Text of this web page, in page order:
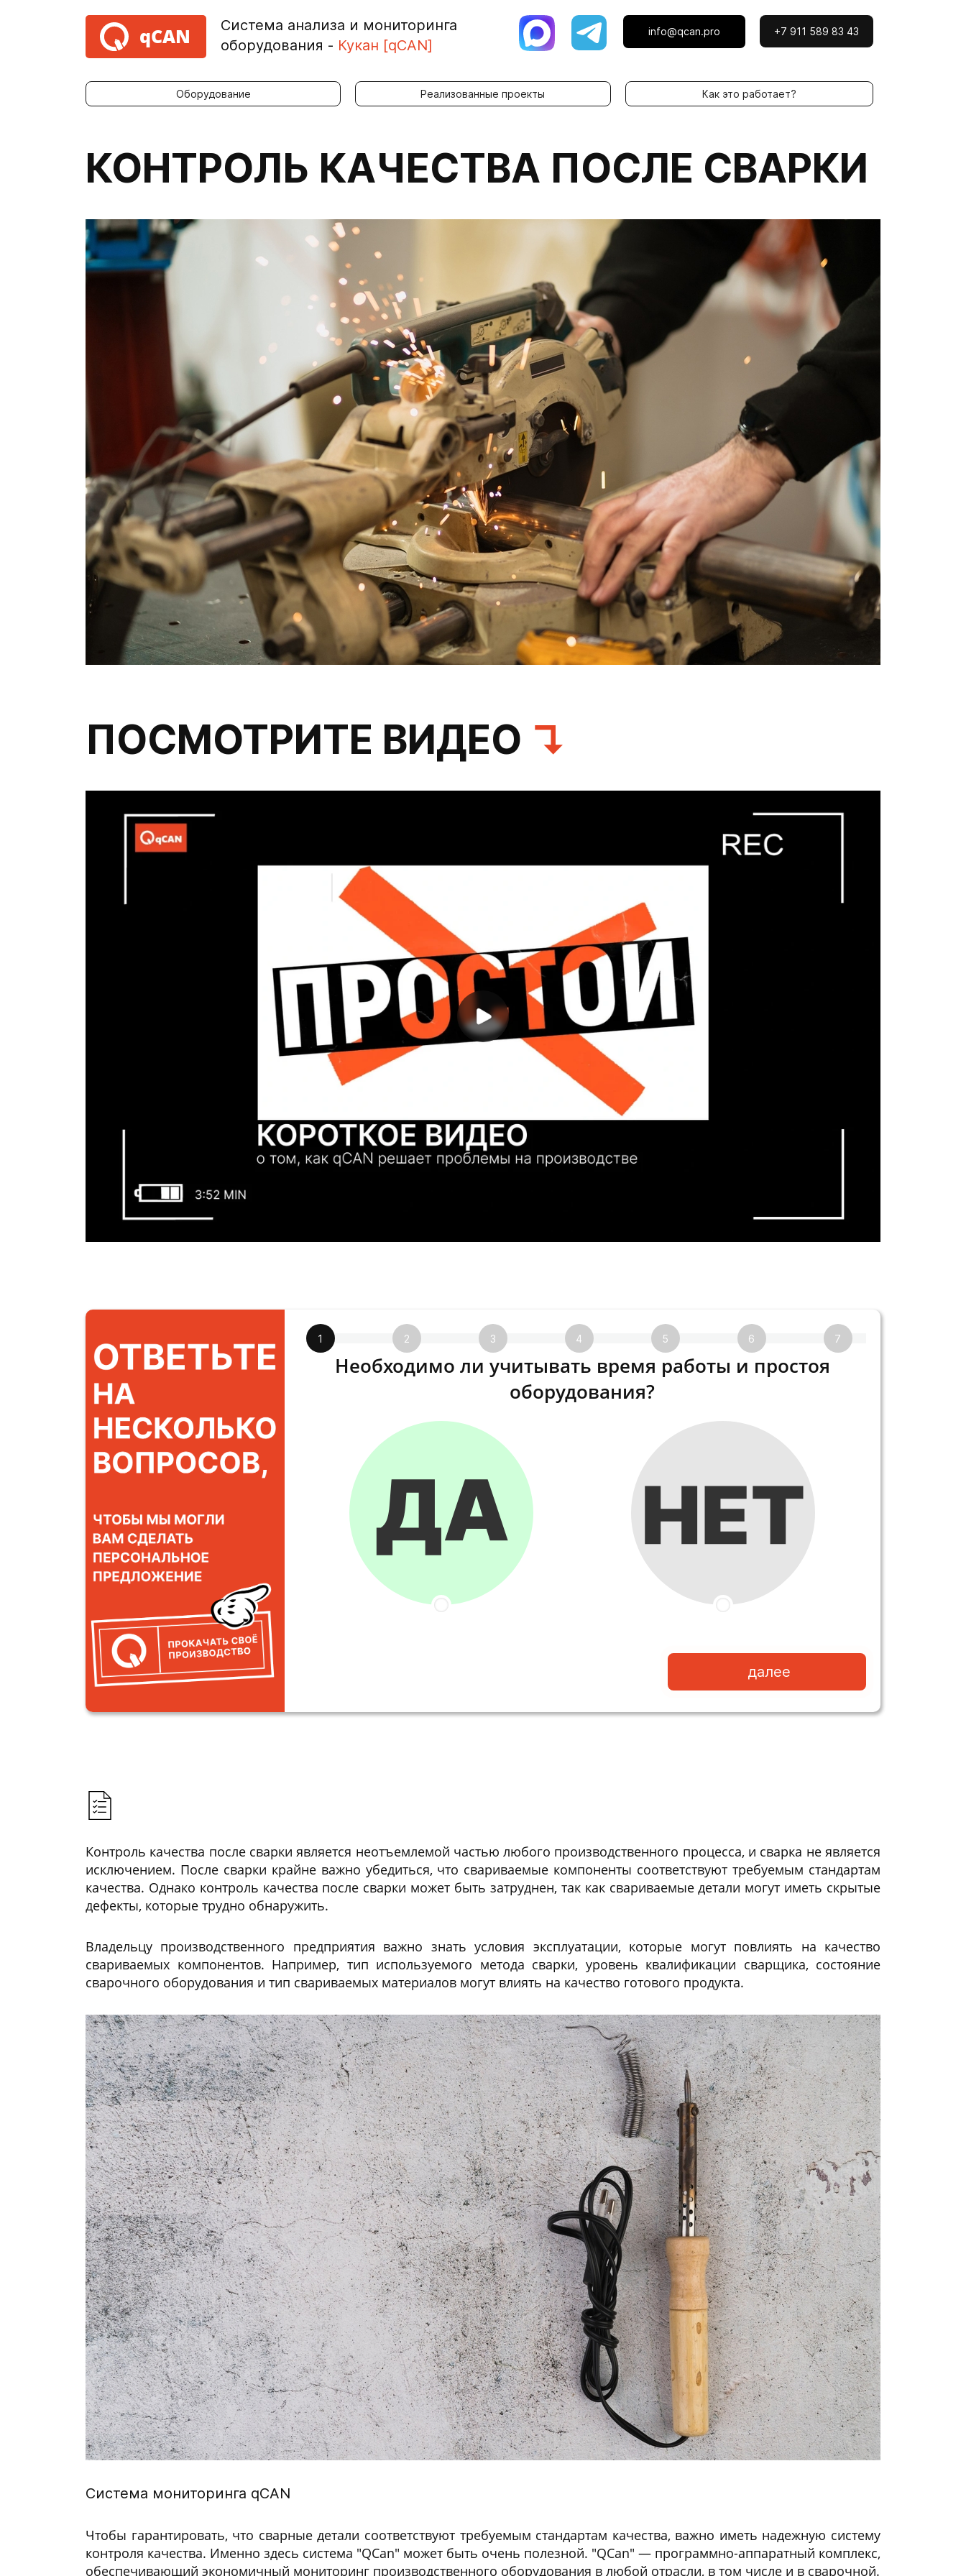
qCAN
Система анализа и мониторинга
оборудования - Кукан [qCAN]
info@qcan.pro +7 911 589 83 43
Оборудование Реализованные проекты Как это работает?
КОНТРОЛЬ КАЧЕСТВА ПОСЛЕ СВАРКИ
ПОСМОТРИТЕ ВИДЕО ↴
1 2 3 4 5 6 7
Необходимо ли учитывать время работы и простоя
оборудования?
далее
Контроль качества после сварки является неотъемлемой частью любого производственного процесса, и сварка не является
исключением. После сварки крайне важно убедиться, что свариваемые компоненты соответствуют требуемым стандартам
качества. Однако контроль качества после сварки может быть затруднен, так как свариваемые детали могут иметь скрытые
дефекты, которые трудно обнаружить.
Владельцу производственного предприятия важно знать условия эксплуатации, которые могут повлиять на качество
свариваемых компонентов. Например, тип используемого метода сварки, уровень квалификации сварщика, состояние
сварочного оборудования и тип свариваемых материалов могут влиять на качество готового продукта.
Система мониторинга qCAN
Чтобы гарантировать, что сварные детали соответствуют требуемым стандартам качества, важно иметь надежную систему
контроля качества. Именно здесь система "QCan" может быть очень полезной. "QCan" — программно-аппаратный комплекс,
обеспечивающий экономичный мониторинг производственного оборудования в любой отрасли, в том числе и в сварочной.